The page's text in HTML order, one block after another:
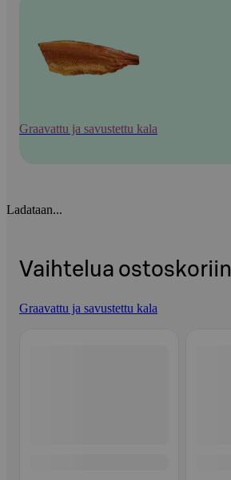
Graavattu ja savustettu kala
Ladataan...
Vaihtelua ostoskoriin
Graavattu ja savustettu kala